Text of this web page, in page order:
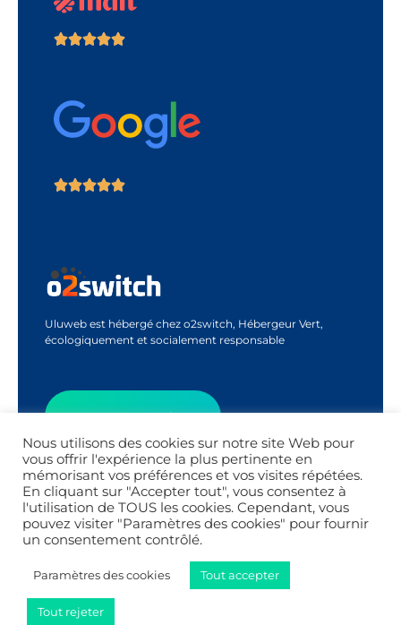
Uluweb est hébergé chez o2switch, Hébergeur Vert,
écologiquement et socialement responsable
Contactez-Moi
Appel Découverte
Nous utilisons des cookies sur notre site Web pour
vous offrir l'expérience la plus pertinente en
mémorisant vos préférences et vos visites répétées.
En cliquant sur "Accepter tout", vous consentez à
l'utilisation de TOUS les cookies. Cependant, vous
pouvez visiter "Paramètres des cookies" pour fournir
un consentement contrôlé.
Paramètres des cookies Tout accepter
Tout rejeter